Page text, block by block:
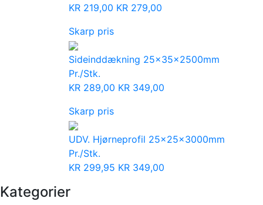
KR 219,00 KR 279,00
Skarp pris
Sideinddækning 25x35x2500mm
Pr./Stk.
KR 289,00 KR 349,00
Skarp pris
UDV. Hjørneprofil 25x25x3000mm
Pr./Stk.
KR 299,95 KR 349,00
Kategorier